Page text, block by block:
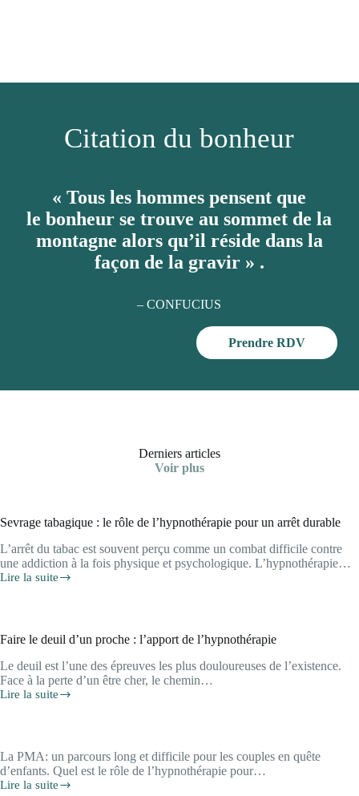
Citation du bonheur
« Tous les hommes pensent que
le bonheur se trouve au sommet de la
montagne alors qu’il réside dans la
façon de la gravir » .
– CONFUCIUS
Prendre RDV
Derniers articles
Voir plus
Sevrage tabagique : le rôle de l’hypnothérapie pour un arrêt durable
L’arrêt du tabac est souvent perçu comme un combat difficile contre
une addiction à la fois physique et psychologique. L’hypnothérapie…
Lire la suite
Sevrage
rôle
l’hypnothérapie
pour
un
Faire le deuil d’un proche : l’apport de l’hypnothérapie
Le deuil est l’une des épreuves les plus douloureuses de l’existence.
Face à la perte d’un être cher, le chemin…
Lire la suite
Faire
proche
:
l’apport
La PMA: un parcours long et difficile pour les couples en quête
d’enfants. Quel est le rôle de l’hypnothérapie pour…
Lire la suite